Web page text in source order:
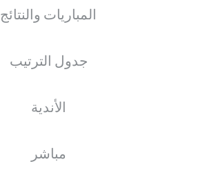
المباريات والنتائج
جدول الترتيب
الأندية
مباشر